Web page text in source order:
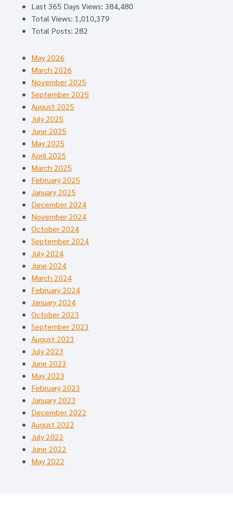
Last 365 Days Views: 384,480
Total Views: 1,010,379
Total Posts: 282
May 2026
March 2026
November 2025
September 2025
August 2025
July 2025
June 2025
May 2025
April 2025
March 2025
February 2025
January 2025
December 2024
November 2024
October 2024
September 2024
July 2024
June 2024
March 2024
February 2024
January 2024
October 2023
September 2023
August 2023
July 2023
June 2023
May 2023
February 2023
January 2023
December 2022
August 2022
July 2022
June 2022
May 2022